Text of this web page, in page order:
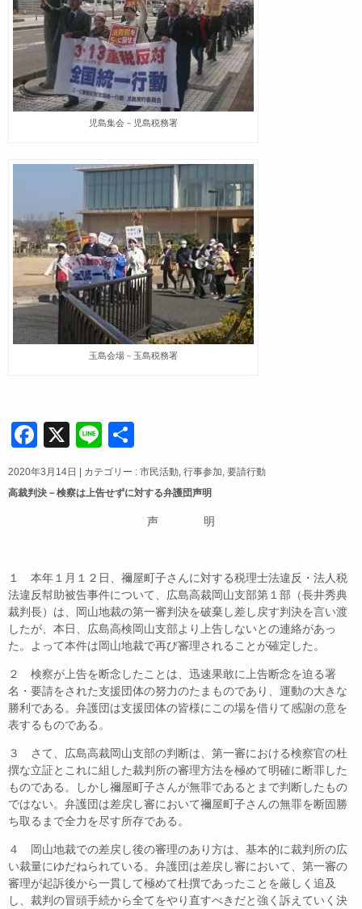
児島集会－児島税務署
玉島会場－玉島税務署
F
a
c
o
k
X
Li
n
e
有
2020年3月14日 カテゴリー : 市民活動, 行事参加, 要請行動
高裁判決－検察は上告せずに対する弁護団声明
声 明
１ 本年１月１２日、禰屋町子さんに対する税理士法違反・法人税
法違反幇助被告事件について、広島高裁岡山支部第１部（長井秀典
裁判長）は、岡山地裁の第一審判決を破棄し差し戻す判決を言い渡
したが、本日、広島高検岡山支部より上告しないとの連絡があっ
た。よって本件は岡山地裁で再び審理されることが確定した。
２ 検察が上告を断念したことは、迅速果敢に上告断念を迫る署
名・要請をされた支援団体の努力のたまものであり、運動の大きな
勝利である。弁護団は支援団体の皆様にこの場を借りて感謝の意を
表するものである。
３ さて、広島高裁岡山支部の判断は、第一審における検察官の杜
撰な立証とこれに組した裁判所の審理方法を極めて明確に断罪した
ものである。しかし禰屋町子さんが無罪であるとまで判断したもの
ではない。弁護団は差戻し審において禰屋町子さんの無罪を断固勝
ち取るまで全力を尽す所存である。
４ 岡山地裁での差戻し後の審理のあり方は、基本的に裁判所の広
い裁量にゆだねられている。弁護団は差戻し審において、第一審の
審理が起訴後から一貫して極めて杜撰であったことを厳しく追及
し、裁判の冒頭手続から全てをやり直すべきだと強く訴えていく決